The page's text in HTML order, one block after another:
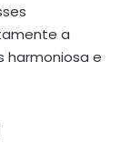
a
harmoniosa e